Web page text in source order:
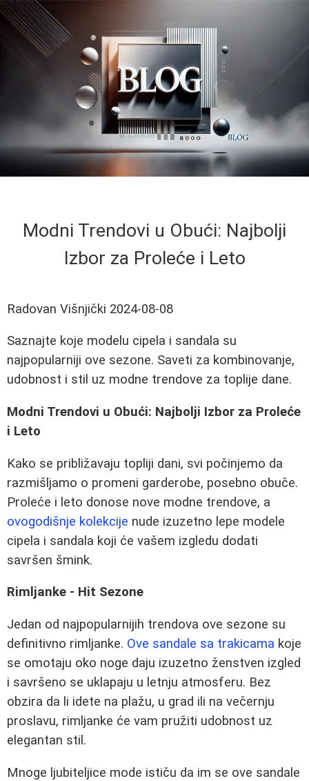
Modni Trendovi u Obući: Najbolji
Izbor za Proleće i Leto
Radovan Višnjički 2024-08-08
Saznajte koje modelu cipela i sandala su
najpopularniji ove sezone. Saveti za kombinovanje,
udobnost i stil uz modne trendove za toplije dane.
Modni Trendovi u Obući: Najbolji Izbor za Proleće
i Leto
Kako se približavaju topliji dani, svi počinjemo da
razmišljamo o promeni garderobe, posebno obuče.
Proleće i leto donose nove modne trendove, a
ovogodišnje kolekcije nude izuzetno lepe modele
cipela i sandala koji će vašem izgledu dodati
savršen šmink.
Rimljanke - Hit Sezone
Jedan od najpopularnijih trendova ove sezone su
definitivno rimljanke. Ove sandale sa trakicama koje
se omotaju oko noge daju izuzetno ženstven izgled
i savršeno se uklapaju u letnju atmosferu. Bez
obzira da li idete na plažu, u grad ili na večernju
proslavu, rimljanke će vam pružiti udobnost uz
elegantan stil.
Mnoge ljubiteljice mode ističu da im se ove sandale